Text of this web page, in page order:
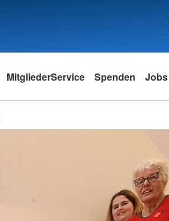
MitgliederService Spenden Jobs